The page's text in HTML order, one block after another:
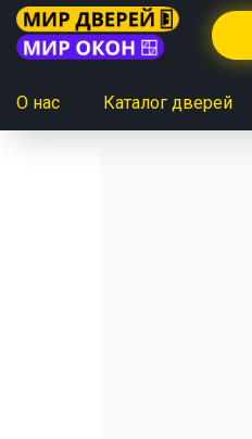
О нас Каталог дверей